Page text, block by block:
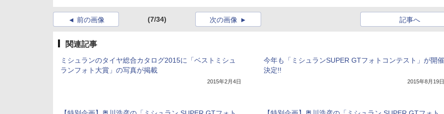
前の画像 (7/34) 記事へ
次の画像
関連記事
ミシュランのタイヤ総合カタログ2015に「ベストミシュ
ランフォト大賞」の写真が掲載
2015年2月4日
今年も「ミシュランSUPER GTフォトコンテスト」が開催
決定!!
2015年8月19日